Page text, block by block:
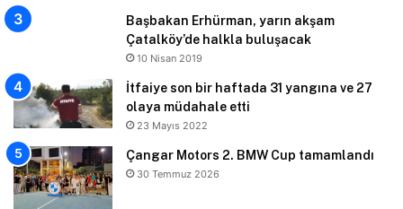
Başbakan Erhürman, yarın akşam
Çatalköy’de halkla buluşacak
10 Nisan 2019
İtfaiye son bir haftada 31 yangına ve 27
olaya müdahale etti
23 Mayıs 2022
Çangar Motors 2. BMW Cup tamamlandı
30 Temmuz 2026